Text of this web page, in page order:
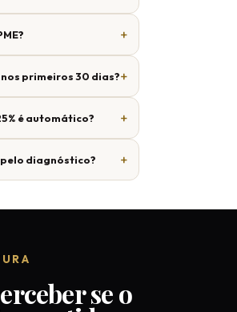
primeiros 30 dias?
é automático?
diagnóstico?
se o